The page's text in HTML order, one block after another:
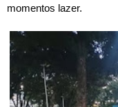
momentos lazer.